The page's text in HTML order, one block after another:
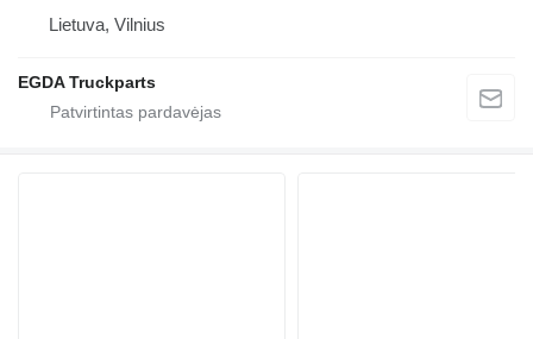
Lietuva, Vilnius
EGDA Truckparts